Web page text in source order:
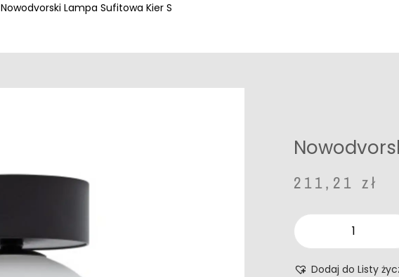
Nowodvorski Lampa Sufitowa Kier S
211,21 zł
Dodaj do Listy